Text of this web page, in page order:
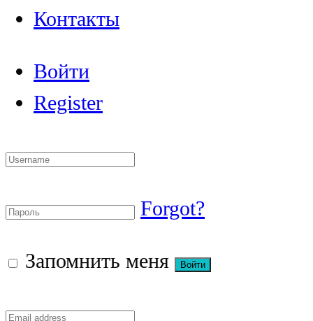
Контакты
Войти
Register
Forgot?
Запомнить меня